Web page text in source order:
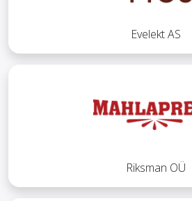
Evelekt AS
Riksman OÜ